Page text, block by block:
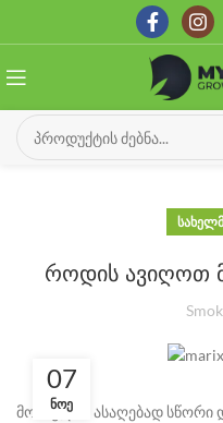
როდის ავიღოთ
07
ᲜᲝᲔ
მოსავლის ასაღებად სწორი